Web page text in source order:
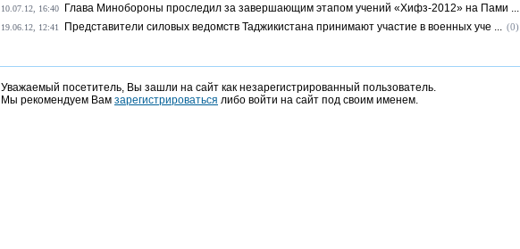
10.07.12, 16:40 Глава Минобороны проследил за завершающим этапом учений «Хифз-2012» на Пами ...
19.06.12, 12:41 Представители силовых ведомств Таджикистана принимают участие в военных уче ... (0)
Уважаемый посетитель, Вы зашли на сайт как незарегистрированный пользователь.
Мы рекомендуем Вам зарегистрироваться либо войти на сайт под своим именем.